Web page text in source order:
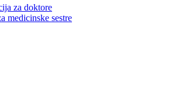
za doktore
medicinske sestre